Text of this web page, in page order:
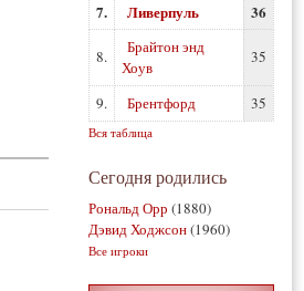
7. Ливерпуль 36
8.
Брайтон энд
Хоув
35
9. Брентфорд 35
Вся таблица
Сегодня родились
Рональд Орр (1880)
Дэвид Ходжсон(1960)
Все игроки